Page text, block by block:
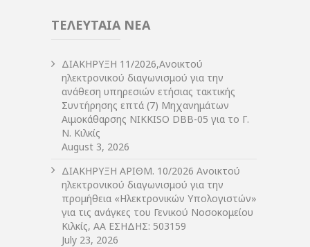
ΤΕΛΕΥΤΑΙΑ ΝΕΑ
ΔIΑΚΗΡΥΞΗ 11/2026,Ανοικτού
ηλεκτρονικού διαγωνισμού για την
ανάθεση υπηρεσιών ετήσιας τακτικής
Συντήρησης επτά (7) Μηχανημάτων
Αιμοκάθαρσης NIKKISO DBB-05 για το Γ.
Ν. Κιλκίς
August 3, 2026
ΔIΑΚΗΡΥΞΗ ΑΡIΘΜ. 10/2026 Ανοικτού
ηλεκτρονικού διαγωνισμού για την
προμήθεια «Ηλεκτρονικών Υπολογιστών»
για τις ανάγκες του Γενικού Νοσοκομείου
Κιλκίς, ΑΑ ΕΣΗΔΗΣ: 503159
July 23, 2026